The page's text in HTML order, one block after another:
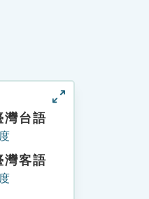
灣台語
度
灣客語
度